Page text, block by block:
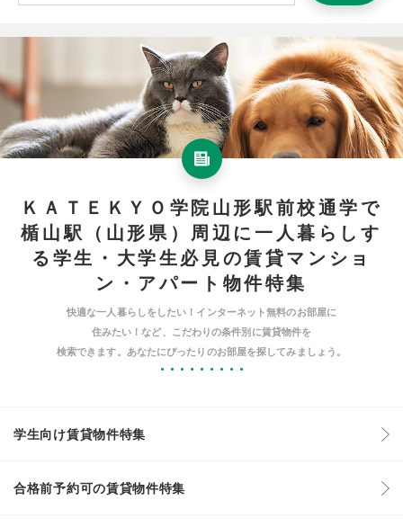
ＫＡＴＥＫＹＯ学院山形駅前校通学で
楯山駅（山形県）周辺に一人暮らしす
る学生・大学生必見の賃貸マンショ
ン・アパート物件特集
快適な一人暮らしをしたい！インターネット無料のお部屋に
住みたい！など、こだわりの条件別に賃貸物件を
検索できます。あなたにぴったりのお部屋を探してみましょう。
学生向け賃貸物件特集
合格前予約可の賃貸物件特集